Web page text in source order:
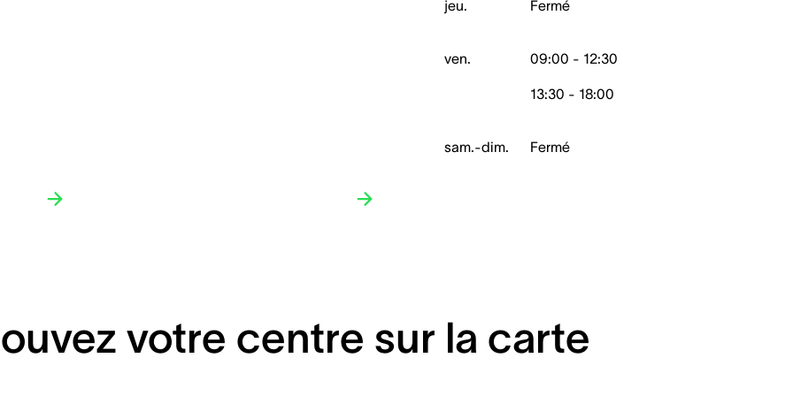
jeu. Fermé
ven. 09:00 - 12:30
13:30 - 18:00
sam.-dim. Fermé
votre centre sur la carte